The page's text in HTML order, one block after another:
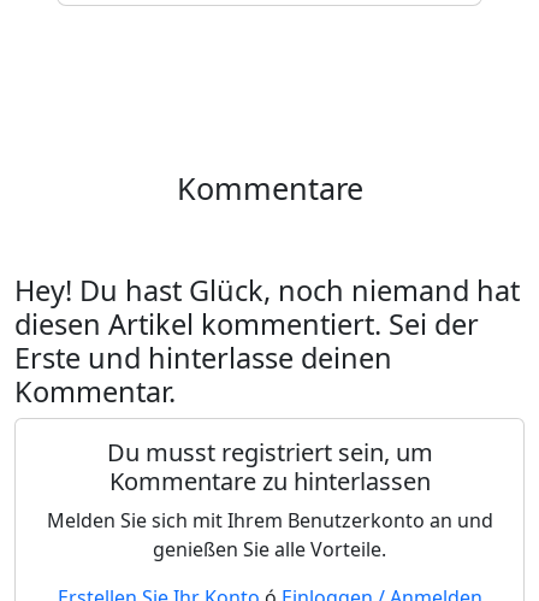
Kommentare
Hey! Du hast Glück, noch niemand hat
diesen Artikel kommentiert. Sei der
Erste und hinterlasse deinen
Kommentar.
Du musst registriert sein, um
Kommentare zu hinterlassen
Melden Sie sich mit Ihrem Benutzerkonto an und
genießen Sie alle Vorteile.